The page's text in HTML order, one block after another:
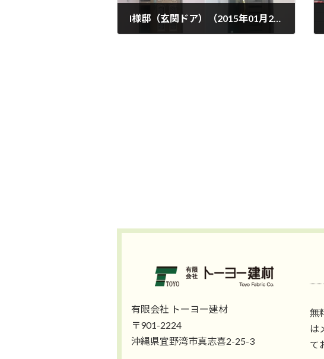
I様邸（玄関ドア）（2015年01月26日）
有限会社 トーヨー建材
〒901-2224
沖縄県宜野湾市真志喜2-25-3
無
は
て